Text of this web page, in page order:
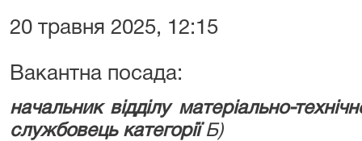
20 травня 2025, 12:15
Вакантна посада:
начальник відділу матеріально-
службовець категорії Б)